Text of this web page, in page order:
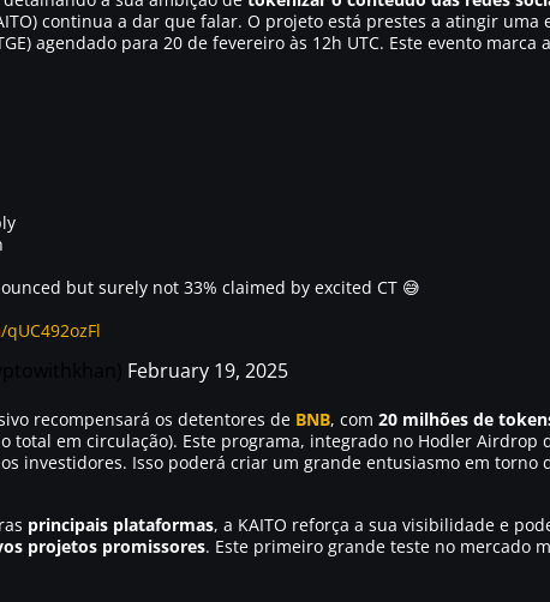
continua a dar que falar. O projeto está prestes a atingir uma
agendado para 20 de fevereiro às 12h UTC. Este evento marca
but surely not 33% claimed by excited CT 😅
February 19, 2025
recompensará os detentores de BNB, com 20 milhões de
total em circulação). Este programa, integrado no Hodler Airdrop
investidores. Isso poderá criar um grande entusiasmo em torno
principais plataformas, a KAITO reforça a sua visibilidade e
projetos promissores. Este primeiro grande teste no mercado